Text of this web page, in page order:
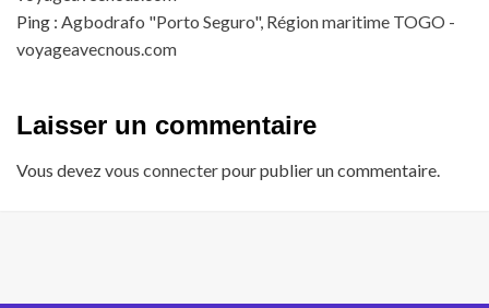
Ping : Agbodrafo "Porto Seguro", Région maritime TOGO -
voyageavecnous.com
Laisser un commentaire
Vous devezvous connecterpour publier un commentaire.